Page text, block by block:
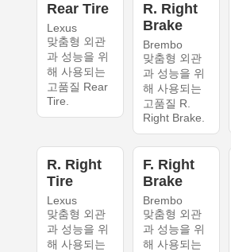
Rear Tire
Lexus
맞춤형 외관
과 성능을 위
해 사용되는
고품질 Rear
Tire.
R. Right
Brake
Brembo
맞춤형 외관
과 성능을 위
해 사용되는
고품질 R.
Right Brake.
R. Right
Tire
Lexus
맞춤형 외관
과 성능을 위
해 사용되는
F. Right
Brake
Brembo
맞춤형 외관
과 성능을 위
해 사용되는